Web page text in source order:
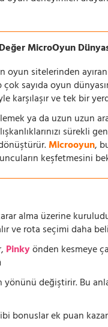
MicroOyun
oyun sitelerinden
sayıda oyun
karşılaşır ve tek bir
ya da uzun uzun
sürekli
Microoyun,
keşfetmesini
alma üzerine
ve rota seçimi daha
Pinkyönden kesmeye
değiştirir. Bu
bonuslar ek puan